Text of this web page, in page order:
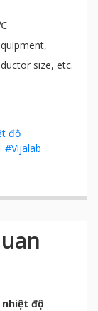
size, etc.
độ
#Vijalab
độ